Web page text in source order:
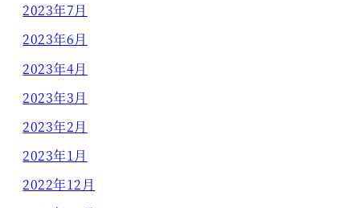
2023年7月
2023年6月
2023年4月
2023年3月
2023年2月
2023年1月
2022年12月